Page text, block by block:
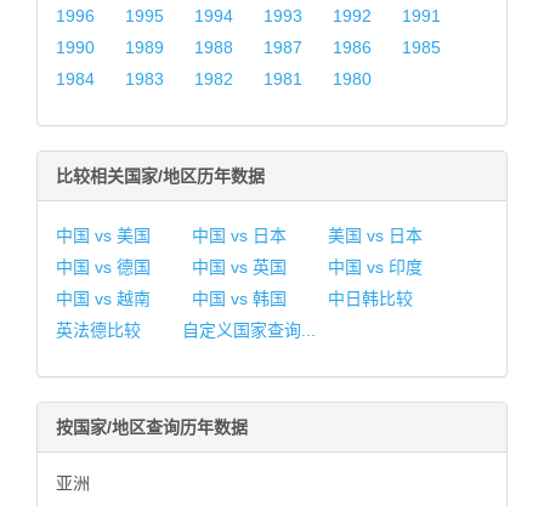
1996
1995 1994 1993 1992
1991
1990
1989 1988 1987 1986
1985
1984
1983 1982 1981 1980
比较相关国家/地区历年数据
中国 vs 美国 中国 vs 日本
美国 vs 日本
中国 vs 德国
中国 vs 英国
中国 vs 印度
中国 vs 越南
中国 vs 韩国
中日韩比较
英法德比较
自定义国家查询...
按国家/地区查询历年数据
亚洲